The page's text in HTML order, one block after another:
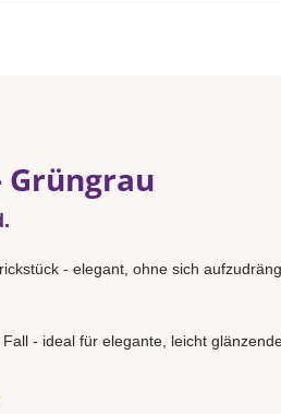
Grüngrau
- elegant, ohne sich
- ideal für elegante, leicht